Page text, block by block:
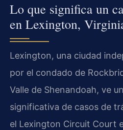
Lo que significa un
en Lexington,
Lexington, una ciudad
por el condado de
Valle de Shenandoah, ve
significativa de casos de
el Lexington Circuit Court